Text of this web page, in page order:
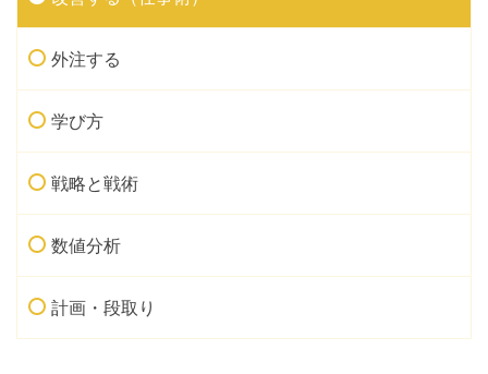
外注する
学び方
戦略と戦術
数値分析
計画・段取り